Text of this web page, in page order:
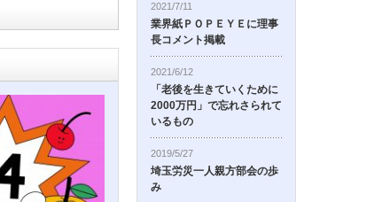
2021/7/11
業界紙ＰＯＰＥＹＥに理事
長コメント掲載
2021/6/12
「老後を生きていくために
2000万円」で忘れさられて
いるもの
2019/5/27
埼玉労災一人親方部会の歩
み